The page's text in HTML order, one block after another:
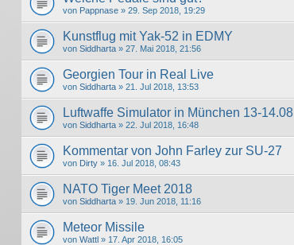
von Pappnase » 29. Sep 2018, 19:29
Kunstflug mit Yak-52 in EDMY
von Siddharta » 27. Mai 2018, 21:56
Georgien Tour in Real Live
von Siddharta » 21. Jul 2018, 13:53
Luftwaffe Simulator in München 13-14.08
von Siddharta » 22. Jul 2018, 16:48
Kommentar von John Farley zur SU-27
von Dirty » 16. Jul 2018, 08:43
NATO Tiger Meet 2018
von Siddharta » 19. Jun 2018, 11:16
Meteor Missile
von Wattl » 17. Apr 2018, 16:05